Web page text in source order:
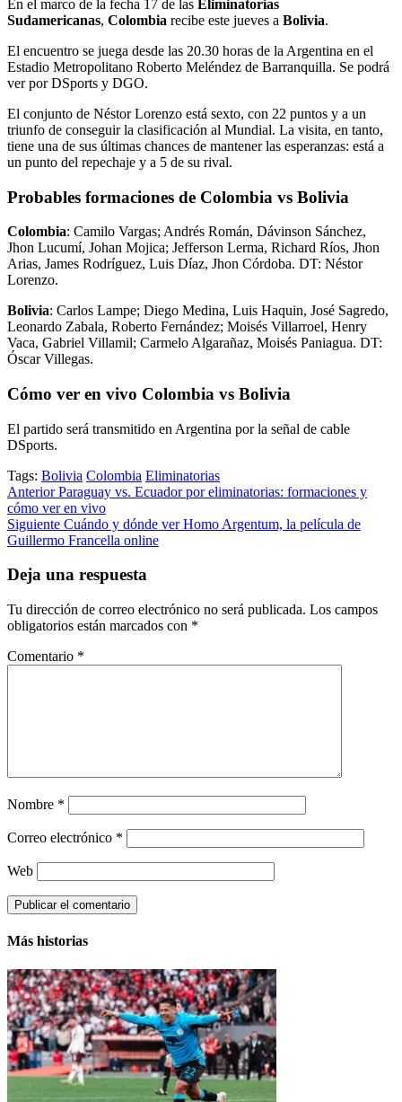
En el marco de la fecha 17 de las Eliminatorias
Sudamericanas, Colombia recibe este jueves a Bolivia.
El encuentro se juega desde las 20.30 horas de la Argentina en el
Estadio Metropolitano Roberto Meléndez de Barranquilla. Se podrá
ver por DSports y DGO.
El conjunto de Néstor Lorenzo está sexto, con 22 puntos y a un
triunfo de conseguir la clasificación al Mundial. La visita, en tanto,
tiene una de sus últimas chances de mantener las esperanzas: está a
un punto del repechaje y a 5 de su rival.
Probables formaciones de Colombia vs Bolivia
Colombia: Camilo Vargas; Andrés Román, Dávinson Sánchez,
Jhon Lucumí, Johan Mojica; Jefferson Lerma, Richard Ríos, Jhon
Arias, James Rodríguez, Luis Díaz, Jhon Córdoba. DT: Néstor
Lorenzo.
Bolivia: Carlos Lampe; Diego Medina, Luis Haquin, José Sagredo,
Leonardo Zabala, Roberto Fernández; Moisés Villarroel, Henry
Vaca, Gabriel Villamil; Carmelo Algarañaz, Moisés Paniagua. DT:
Óscar Villegas.
Cómo ver en vivo Colombia vs Bolivia
El partido será transmitido en Argentina por la señal de cable
DSports.
Tags: Bolivia Colombia Eliminatorias
Post
navigation
AnteriorParaguay vs. Ecuador por eliminatorias: formaciones y
cómo ver en vivo
Siguiente Cuándo y dónde ver Homo Argentum, la película de
Guillermo Francella online
Deja una respuesta
Tu dirección de correo electrónico no será publicada. Los campos
obligatorios están marcados con *
Comentario *
Nombre *
Correo electrónico *
Web
Más historias